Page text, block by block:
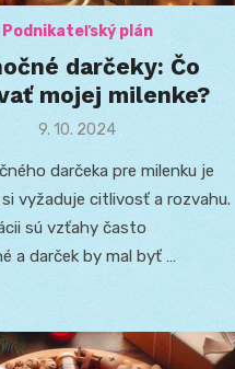
Podnikateľský plán
darčeky: Čo
mojej milenke?
Posted
9. 10. 2024
darčeka pre milenku je
vyžaduje citlivosť a rozvahu.
sú vzťahy často
a darček by mal byť …